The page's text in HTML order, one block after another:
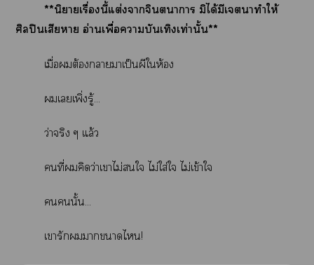
**นิยายเรื่องนี้แต่งาจินตนาการ มิได้มีเาทำให้
ศิลปินเสียา อ่านเพื่อาบันเทิงเท่านั้น**
เมื่อต้องาาเป็นผีให้อง
เเพิ่งรู้...
ว่าจริง ๆ แล้ว
คนที่คิดว่าเาไม่ใ ไม่ใส่ใ ไม่เข้าใ
นั้น...
เารักาาไ!